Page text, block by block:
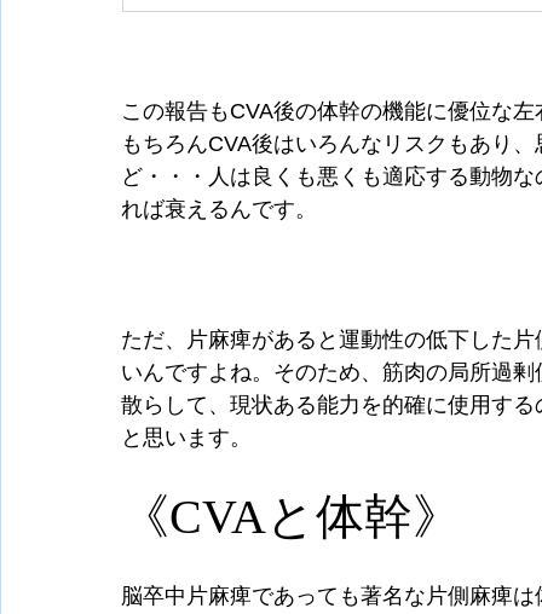
この報告もCVA後の体幹の機能に優位な
もちろんCVA後はいろんなリスクもあり
ど・・・人は良くも悪くも適応する動物
れば衰えるんです。
ただ、片麻痺があると運動性の低下した
いんですよね。そのため、筋肉の局所過
散らして、現状ある能力を的確に使用す
と思います。
《CVAと体幹》
脳卒中片麻痺であっても著名な片側麻痺